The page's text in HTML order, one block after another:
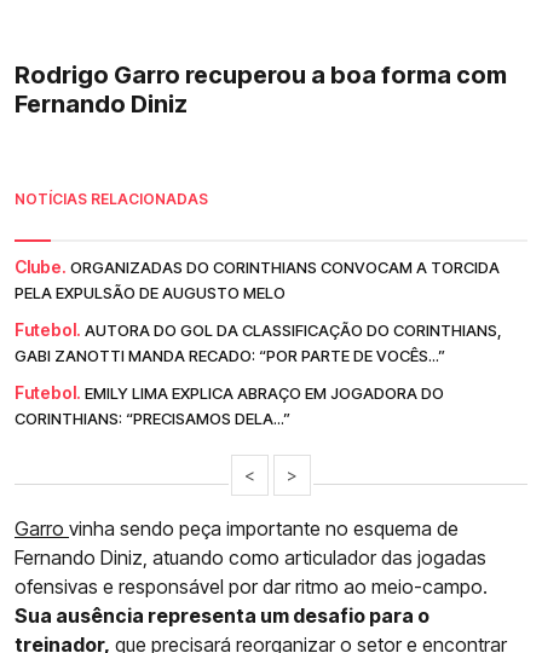
Rodrigo Garro recuperou a boa forma com
Fernando Diniz
NOTÍCIAS RELACIONADAS
Clube. ORGANIZADAS DO CORINTHIANS CONVOCAM A TORCIDA
PELA EXPULSÃO DE AUGUSTO MELO
Futebol. AUTORA DO GOL DA CLASSIFICAÇÃO DO CORINTHIANS,
GABI ZANOTTI MANDA RECADO: “POR PARTE DE VOCÊS...”
Futebol. EMILY LIMA EXPLICA ABRAÇO EM JOGADORA DO
CORINTHIANS: “PRECISAMOS DELA...”
< >
Garro vinha sendo peça importante no esquema de
Fernando Diniz, atuando como articulador das jogadas
ofensivas e responsável por dar ritmo ao meio-campo.
Sua ausência representa um desafio para o
treinador, que precisará reorganizar o setor e encontrar